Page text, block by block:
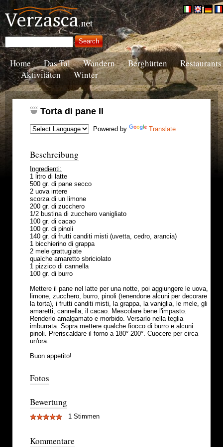
Home Das Tal Wandern Berghütten
Restaurants
Aktivitäten
Winter
Torta di pane II
Powered by Translate
Beschreibung
Ingredienti:
1 litro di latte
500 gr. di pane secco
2 uova intere
scorza di un limone
200 gr. di zucchero
1/2 bustina di zucchero vanigliato
100 gr. di cacao
100 gr. di pinoli
140 gr. di frutti canditi misti (uvetta, cedro, arancia)
1 bicchierino di grappa
2 mele grattugiate
qualche amaretto sbriciolato
1 pizzico di cannella
100 gr. di burro
Mettere il pane nel latte per una notte, poi aggiungere le uova,
limone, zucchero, burro, pinoli (tenendone alcuni per decorare
la torta), i frutti canditi misti, la grappa, la vaniglia, le mele, gli
amaretti, cannella, il cacao. Mescolare bene l'impasto.
Renderlo amalgamato e morbido. Versarlo nella teglia
imburrata. Sopra mettere qualche fiocco di burro e alcuni
pinoli. Preriscaldare il forno a 180°-200°. Cuocere per circa
un'ora.
Buon appetito!
Fotos
Bewertung
1 Stimmen
Kommentare